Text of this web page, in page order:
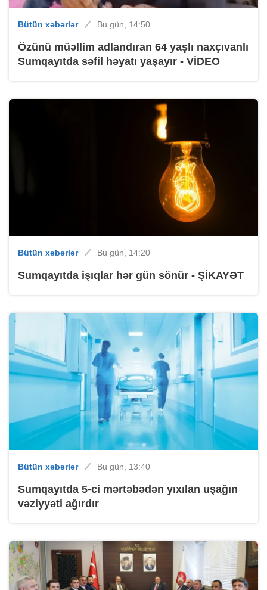
Bütün xəbərlər Bu gün, 14:50
Özünü müəllim adlandıran 64 yaşlı naxçıvanlı
Sumqayıtda səfil həyatı yaşayır - VİDEO
Bütün xəbərlər Bu gün, 14:20
Sumqayıtda işıqlar hər gün sönür - ŞİKAYƏT
Bütün xəbərlər Bu gün, 13:40
Sumqayıtda 5-ci mərtəbədən yıxılan uşağın
vəziyyəti ağırdır